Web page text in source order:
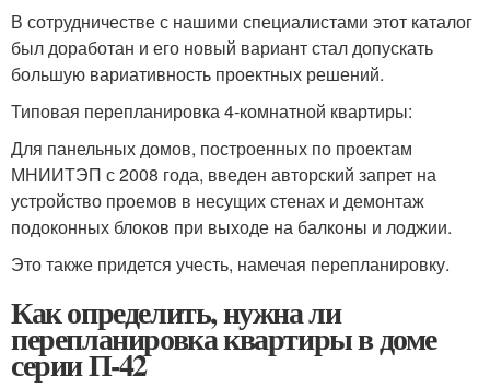
В сотрудничестве с нашими специалистами этот каталог
был доработан и его новый вариант стал допускать
большую вариативность проектных решений.
Типовая перепланировка 4-комнатной квартиры:
Для панельных домов, построенных по проектам
МНИИТЭП с 2008 года, введен авторский запрет на
устройство проемов в несущих стенах и демонтаж
подоконных блоков при выходе на балконы и лоджии.
Это также придется учесть, намечая перепланировку.
Как определить, нужна ли
перепланировка квартиры в доме
серии П-42